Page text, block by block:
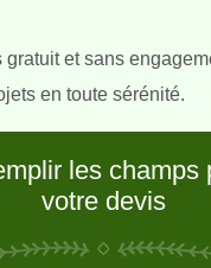
gratuit et sans
en toute sérénité.
les champs
votre devis